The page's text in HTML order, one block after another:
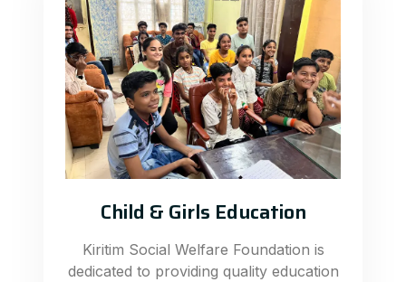
Child & Girls Education
Kiritim Social Welfare Foundation is
dedicated to providing quality education